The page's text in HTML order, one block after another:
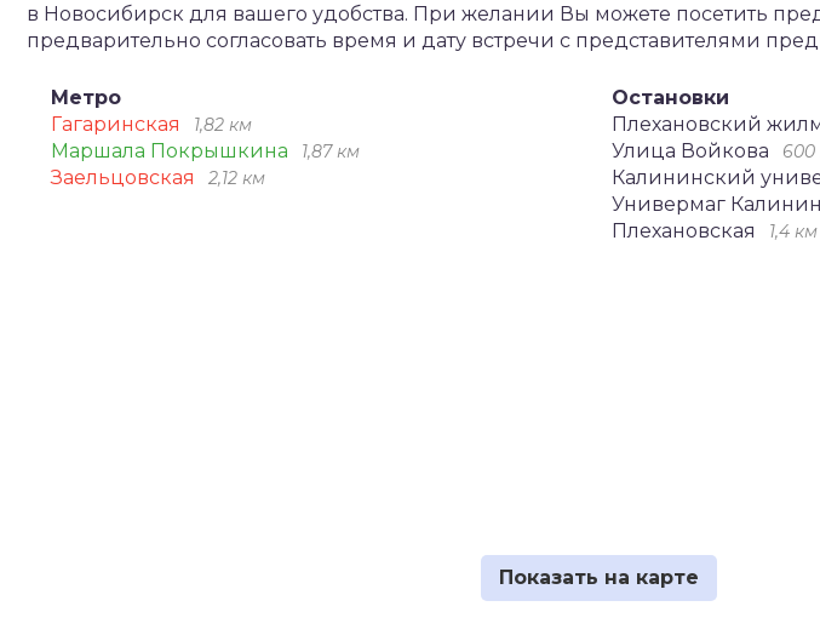
в Новосибирск для вашего удобства. При желании Вы можете посетить
предварительно согласовать время и дату встречи с представителями
Метро
Гагаринская
1,82 км
Маршала Покрышкина 1,87 км
Заельцовская 2,12 км
Остановки
Плехановский
Улица Войкова 600
Калининский
Универмаг
Плехановская 1,4 км